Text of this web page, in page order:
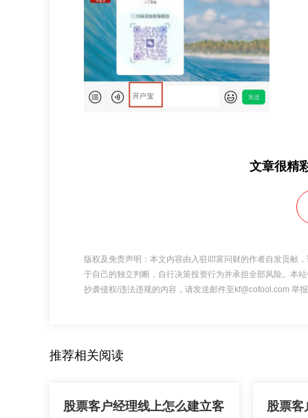
文章很精
版权及免责声明：本文内容由入驻叩富问财的作者自发贡献
于自己的独立判断，自行决策投资行为并承担全部风险。本
抄袭侵权/违法违规的内容，请发送邮件至kf@cofool.com 举
推荐相关阅读
股票客户经理线上怎么建立客
股票客